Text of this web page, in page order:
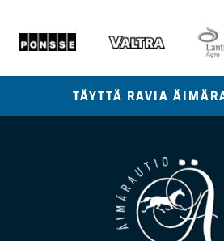
TÄYTTÄ RAVIA